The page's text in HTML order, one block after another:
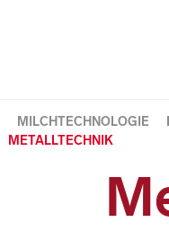
MILCHTECHNOLOGIE
METALLTECHNIK